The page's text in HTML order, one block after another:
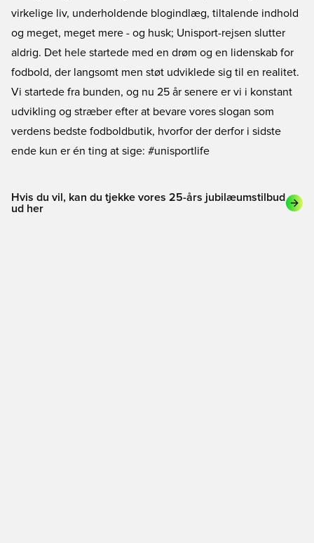
virkelige liv, underholdende blogindlæg, tiltalende indhold
og meget, meget mere - og husk; Unisport-rejsen slutter
aldrig. Det hele startede med en drøm og en lidenskab for
fodbold, der langsomt men støt udviklede sig til en realitet.
Vi startede fra bunden, og nu 25 år senere er vi i konstant
udvikling og stræber efter at bevare vores slogan som
verdens bedste fodboldbutik, hvorfor der derfor i sidste
ende kun er én ting at sige: #unisportlife
Hvis du vil, kan du tjekke vores 25-års jubilæumstilbud
ud her